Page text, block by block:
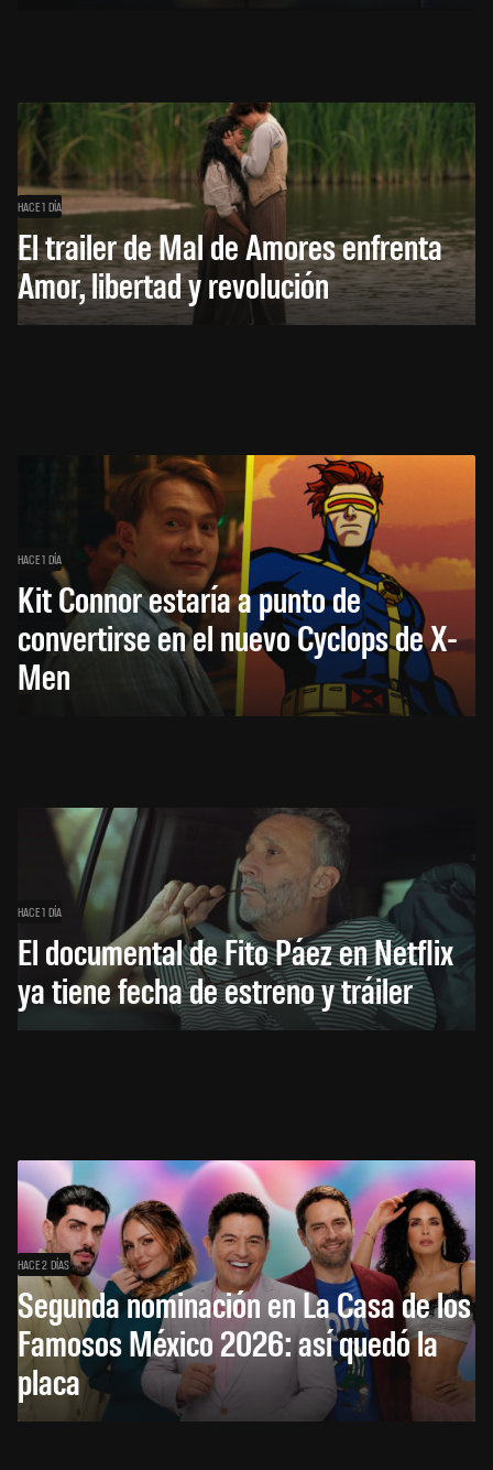
HACE 1 DÍA
El trailer de Mal de Amores enfrenta
Amor, libertad y revolución
HACE 1 DÍA
Kit Connor estaría a punto de
convertirse en el nuevo Cyclops de X-
Men
HACE 1 DÍA
El documental de Fito Páez en Netflix
ya tiene fecha de estreno y tráiler
HACE 2 DÍAS
Segunda nominación en La Casa de los
Famosos México 2026: así quedó la
placa